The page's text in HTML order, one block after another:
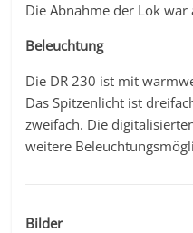
Die Abnahme der Lok
Beleuchtung
Die DR 230 ist mit
Das Spitzenlicht ist
zweifach. Die
weitere
Bilder